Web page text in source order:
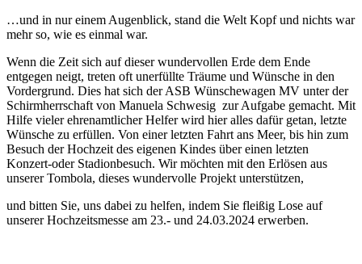
…und in nur einem Augenblick, stand die Welt Kopf und nichts war
mehr so, wie es einmal war.
Wenn die Zeit sich auf dieser wundervollen Erde dem Ende
entgegen neigt, treten oft unerfüllte Träume und Wünsche in den
Vordergrund. Dies hat sich der ASB Wünschewagen MV unter der
Schirmherrschaft von Manuela Schwesig zur Aufgabe gemacht. Mit
Hilfe vieler ehrenamtlicher Helfer wird hier alles dafür getan, letzte
Wünsche zu erfüllen. Von einer letzten Fahrt ans Meer, bis hin zum
Besuch der Hochzeit des eigenen Kindes über einen letzten
Konzert-oder Stadionbesuch. Wir möchten mit den Erlösen aus
unserer Tombola, dieses wundervolle Projekt unterstützen,
und bitten Sie, uns dabei zu helfen, indem Sie fleißig Lose auf
unserer Hochzeitsmesse am 23.- und 24.03.2024 erwerben.